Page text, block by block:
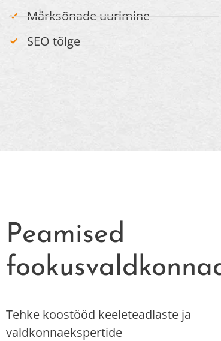
Märksõnade uurimine
SEO tõlge
Peamised
Tehke koostööd keeleteadlaste ja
valdkonnaekspertide